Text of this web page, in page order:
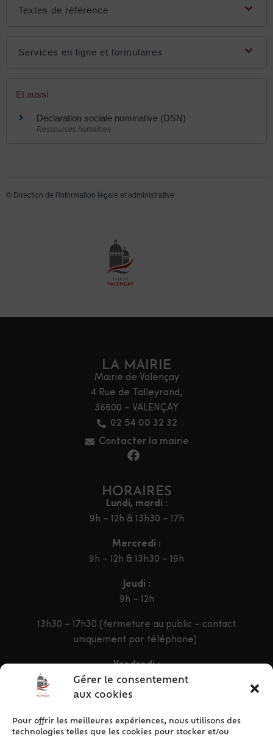
Gérer le consentement
aux cookies
Pour offrir les meilleures expériences, nous utilisons des
technologies telles que les cookies pour stocker et/ou
Textes de référence
Services en ligne et formulaires
Et aussi
Déclaration sociale nominative (DSN)
Ressources humaines
© Direction de l'information légale et administrative
LA MAIRIE
Mairie de Valençay
4 Rue de Talleyrand,
36600 – VALENÇAY
02 54 00 32 32
Contacter la mairie
HORAIRES
Lundi, mardi :
9h – 12h & 13h30 – 17h
Mercredi :
9h – 12h & 13h30 – 19h
Jeudi :
9h – 12h
13h30 – 17h30 (fermeture au public – contact
uniquement par téléphone)
Vendredi :
9h – 12h & 13h30 – 16h30
ACCÈS RAPIDE